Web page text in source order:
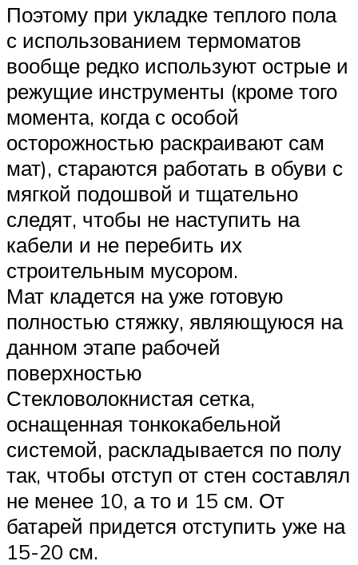
Поэтому при укладке теплого пола
с использованием термоматов
вообще редко используют острые и
режущие инструменты (кроме того
момента, когда с особой
осторожностью раскраивают сам
мат), стараются работать в обуви с
мягкой подошвой и тщательно
следят, чтобы не наступить на
кабели и не перебить их
строительным мусором.
Мат кладется на уже готовую
полностью стяжку, являющуюся на
данном этапе рабочей
поверхностью
Стекловолокнистая сетка,
оснащенная тонкокабельной
системой, раскладывается по полу
так, чтобы отступ от стен составлял
не менее 10, а то и 15 см. От
батарей придется отступить уже на
15-20 см.